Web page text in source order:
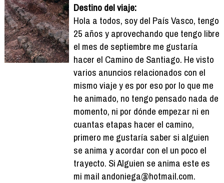
Destino del viaje:
Hola a todos, soy del País Vasco, tengo
25 años y aprovechando que tengo libre
el mes de septiembre me gustaría
hacer el Camino de Santiago. He visto
varios anuncios relacionados con el
mismo viaje y es por eso por lo que me
he animado, no tengo pensado nada de
momento, ni por dónde empezar ni en
cuantas etapas hacer el camino,
primero me gustaría saber si alguien
se anima y acordar con el un poco el
trayecto. Si Alguien se anima este es
mi mail andoniega@hotmail.com.